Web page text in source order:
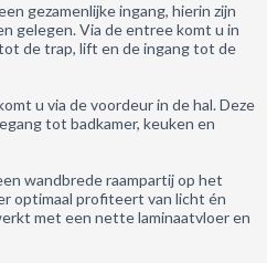
gezamenlijke ingang, hierin zijn
gelegen. Via de entree komt u in
de trap, lift en de ingang tot de
u via de voordeur in de hal. Deze
tot badkamer, keuken en
wandbrede raampartij op het
optimaal profiteert van licht én
met een nette laminaatvloer en